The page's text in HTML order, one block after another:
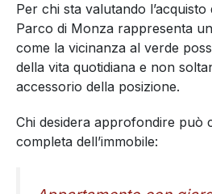
Per chi sta valutando
Parco di Monza rappresenta
come la vicinanza al verde
della vita quotidiana e non
accessorio della posizione.
Chi desidera approfondire può
completa dell’immobile: